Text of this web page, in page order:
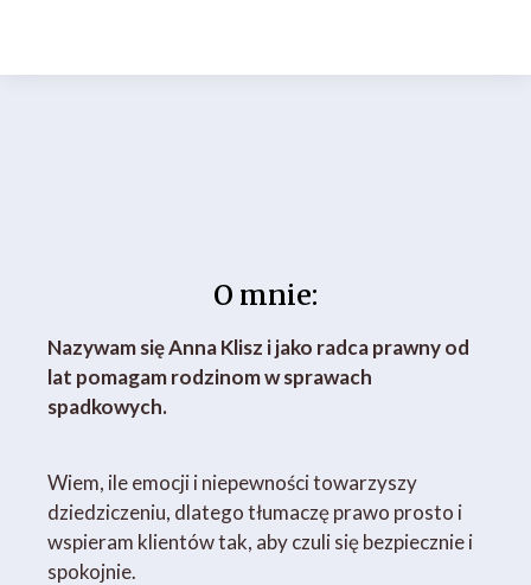
O mnie:
Nazywam się Anna Klisz i jako radca prawny od
lat pomagam rodzinom w sprawach
spadkowych.
Wiem, ile emocji i niepewności towarzyszy
dziedziczeniu, dlatego tłumaczę prawo prosto i
wspieram klientów tak, aby czuli się bezpiecznie i
spokojnie.